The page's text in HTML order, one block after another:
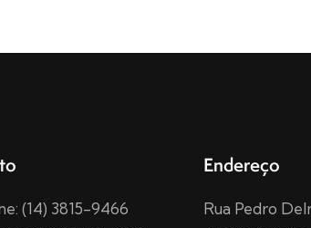
(14) 3815-9466
Endereço
Rua Pedro